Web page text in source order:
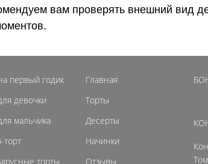
вам проверять внешний вид
первый годик
девочки
мальчика
торт
торты
Главная
Торты
Десерты
Начинки
Отзывы